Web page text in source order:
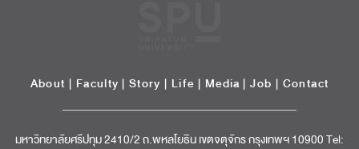
About | Faculty | Story | Life | Media |Job | Contact
มหาวิทยาลัยศรีปทุม 2410/2 ถ.พหลโยธิน เขตจตุจักร กรุงเทพฯ 10900 Tel: